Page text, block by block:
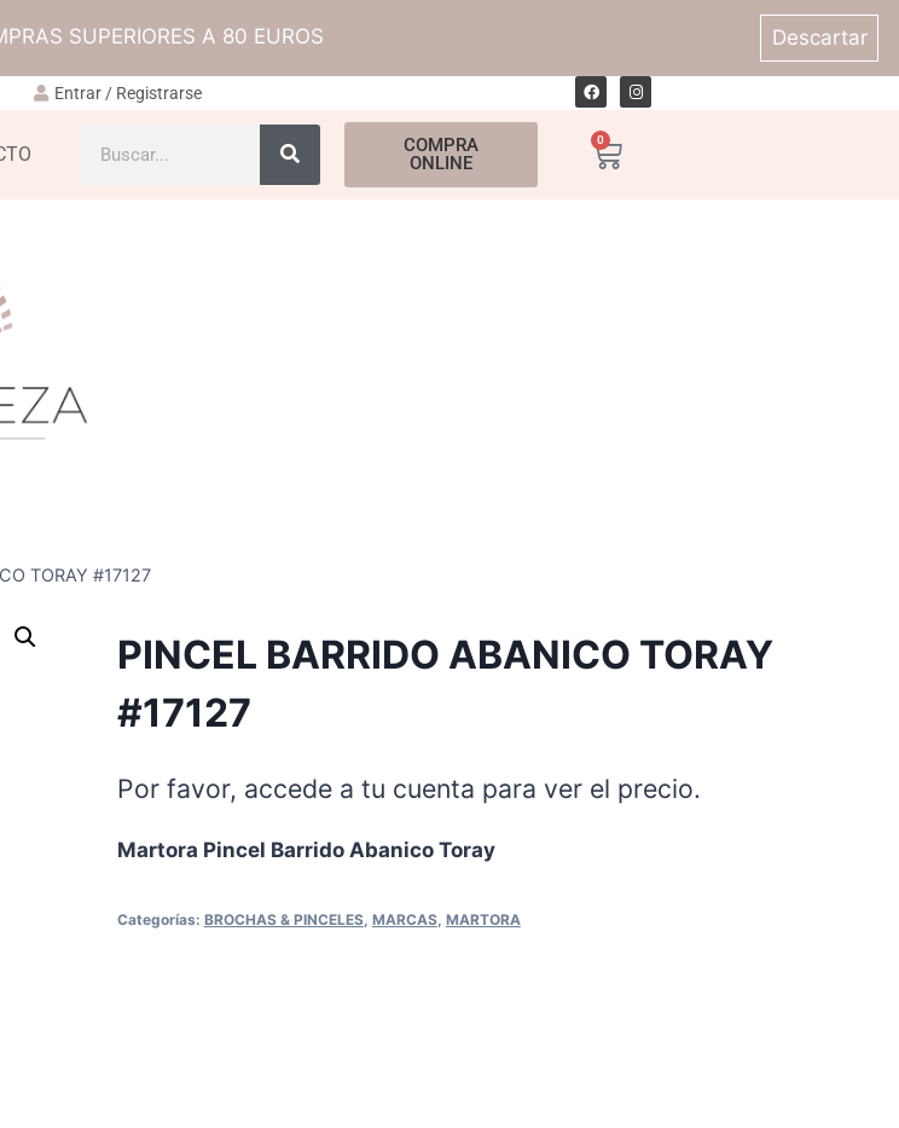
SUPERIORES A 80 EUROS Descartar
Entrar / Registrarse
COMPRA
ONLINE
0
TORAY #17127
PINCEL BARRIDO ABANICO TORAY
#17127
Por favor, accede a tu cuenta para ver el precio.
Martora Pincel Barrido Abanico Toray
Categorías: BROCHAS & PINCELES, MARCAS, MARTORA